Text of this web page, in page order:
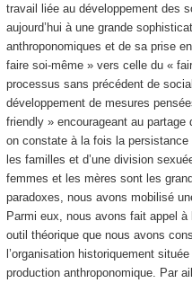
travail liée au développement des
aujourd’hui à une grande
anthroponomiques et de sa prise
faire soi-même » vers celle du «
processus sans précédent de
développement de mesures
friendly » encourageant au
on constate à la fois la persistance
les familles et d’une division
femmes et les mères sont les
paradoxes, nous avons mobilisé
Parmi eux, nous avons fait appel
outil théorique que nous avons
l’organisation historiquement
production anthroponomique. Par